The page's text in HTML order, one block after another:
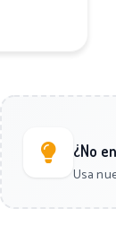
¿No
Usa